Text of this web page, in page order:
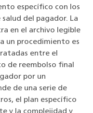
específico con los
del pagador. La
en el archivo legible
un procedimiento es
entre el
de reembolso final
por un
de una serie de
el plan específico